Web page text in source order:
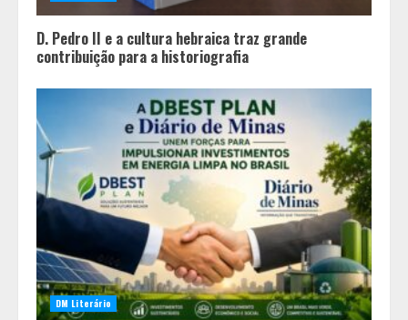
D. Pedro II e a cultura hebraica traz grande
contribuição para a historiografia
DM Literário
Mercure Belo Horizonte Savassi
inaugura novo espaço com o
Delicatto Restaurante